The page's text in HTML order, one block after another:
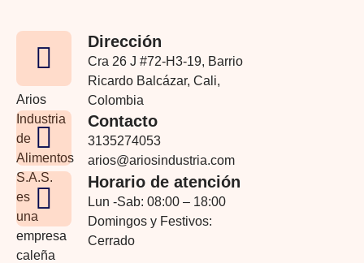
Arios
Industria
de
Alimentos
S.A.S.
es
una
empresa
caleña
Dirección
Cra 26 J #72-H3-19, Barrio
Ricardo Balcázar, Cali,
Colombia
Contacto
3135274053
arios@ariosindustria.com
Horario de atención
Lun -Sab: 08:00 – 18:00
Domingos y Festivos:
Cerrado